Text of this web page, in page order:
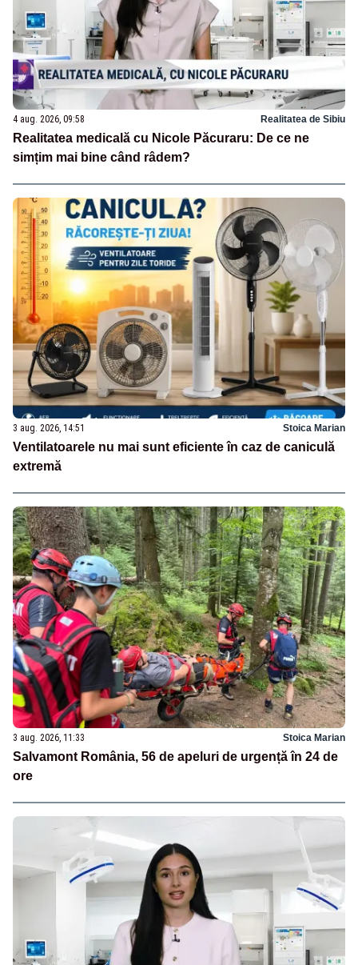
4 aug. 2026, 09:58 Realitatea de Sibiu
Realitatea medicală cu Nicole Păcuraru: De ce ne
simțim mai bine când râdem?
3 aug. 2026, 14:51 Stoica Marian
Ventilatoarele nu mai sunt eficiente în caz de caniculă
extremă
3 aug. 2026, 11:33 Stoica Marian
Salvamont România, 56 de apeluri de urgență în 24 de
ore